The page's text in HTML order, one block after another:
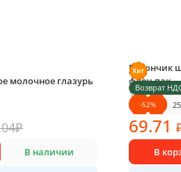
молочное глазурь
₽
В наличии
Возврат
-52%
Батончик
флоу-пак
1 шт в
69.71
В